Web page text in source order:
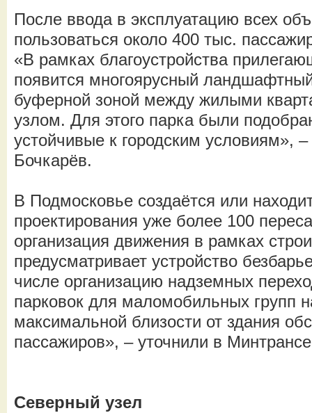
После ввода в эксплуатацию всех
пользоваться около 400 тыс.
«В рамках благоустройства
появится многоярусный
буферной зоной между жилыми
узлом. Для этого парка были
устойчивые к городским условиям»,
Бочкарёв.
В Подмосковье создаётся или
проектирования уже более 100
организация движения в рамках
предусматривает устройство
числе организацию надземных
парковок для маломобильных групп
максимальной близости от здания
пассажиров», – уточнили в
Северный узел